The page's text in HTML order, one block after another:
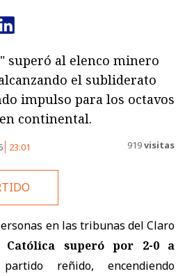
superó al elenco minero
el subliderato
impulso para los octavos
continental.
23:01 919visitas
en las tribunas del Claro
Católica superó por 2-0 a
reñido, encendiendo